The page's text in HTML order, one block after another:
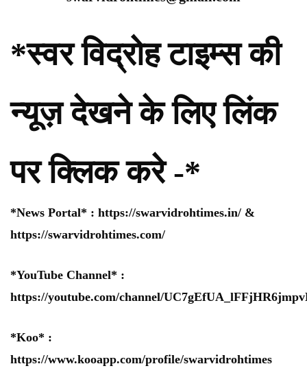
*स्वर विद्रोह टाइम्स की
न्यूज़ देखने के लिए लिंक
पर क्लिक करे -*
*News Portal* : https://swarvidrohtimes.in/ &
https://swarvidrohtimes.com/
*YouTube Channel* :
https://youtube.com/channel/
*Koo* :
https://www.kooapp.com/profile/swarvidrohtimes